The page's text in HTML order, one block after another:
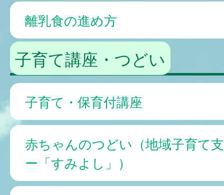
離乳食の進め方
子育て講座・つどい
子育て・保育付講座
赤ちゃんのつどい（地域子育て
ー「すみよし」）